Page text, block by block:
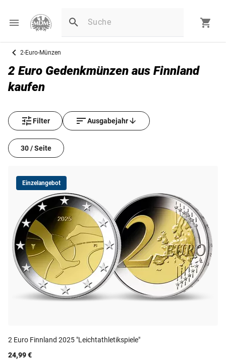
2-Euro-Münzen
2 Euro Gedenkmünzen aus Finnland
kaufen
Filter Ausgabejahr
30 / Seite
Einzelangebot
2 Euro Finnland 2025 "Leichtathletikspiele"
24,99 €